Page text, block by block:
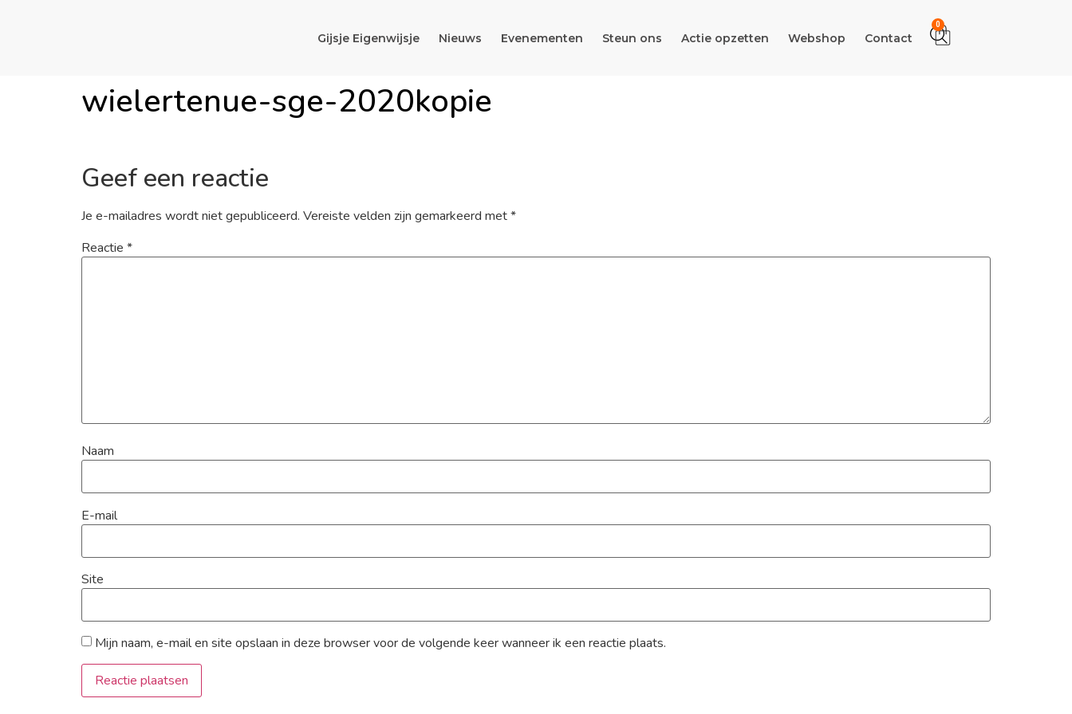
Gijsje Eigenwijsje Nieuws Evenementen Steun ons Actie opzetten Webshop Contact
0
wielertenue-sge-2020kopie
Geef een reactie
Je e-mailadres wordt niet gepubliceerd. Vereiste velden zijn gemarkeerd met*
Reactie *
Naam
E-mail
Site
Mijn naam, e-mail en site opslaan in deze browser voor de volgende keer wanneer ik een reactie plaats.